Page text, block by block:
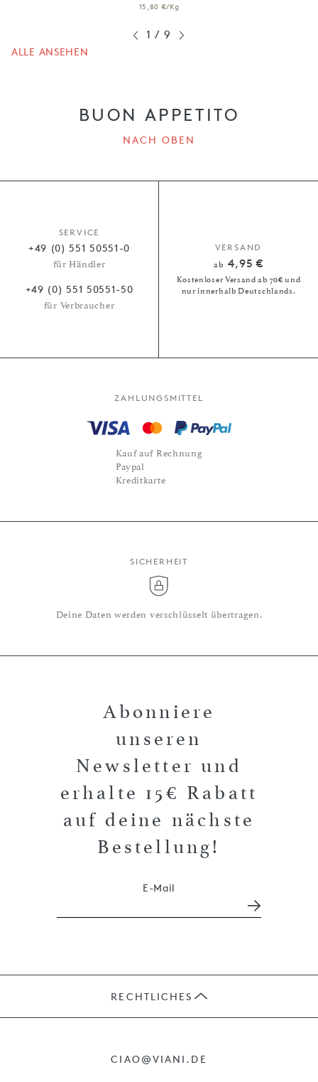
15,80 €/Kg
1 / 9
ALLE ANSEHEN
BUON APPETITO
NACH OBEN
SERVICE
+49 (0) 551 50551-0
für Händler
+49 (0) 551 50551-50
für Verbraucher
VERSAND
ab 4,95 €
Kostenloser Versand ab 70€ und
nur innerhalb Deutschlands.
ZAHLUNGSMITTEL
Kauf auf Rechnung
Paypal
Kreditkarte
SICHERHEIT
Deine Daten werden verschlüsselt übertragen.
Abonniere
unseren
Newsletter und
erhalte 15€ Rabatt
auf deine nächste
Bestellung!
E-Mail
RECHTLICHES
CIAO@VIANI.DE